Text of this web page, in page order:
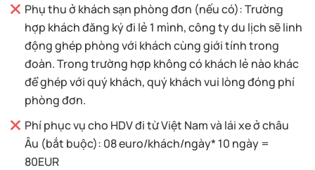
Phụ thu ở khách sạn phòng đơn (nếu có): Trường
hợp khách đăng ký đi lẻ 1 mình, công ty du lịch sẽ linh
động ghép phòng với khách cùng giới tính trong
đoàn. Trong trường hợp không có khách lẻ nào khác
để ghép với quý khách, quý khách vui lòng đóng phí
phòng đơn.
Phí phục vụ cho HDV đi từ Việt Nam và lái xe ở châu
Âu (bắt buộc): 08 euro/khách/ngày* 10 ngày =
80EUR